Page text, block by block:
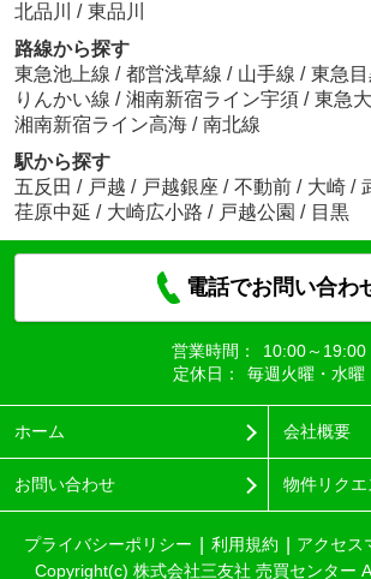
北品川 / 東品川
路線から探す
東急池上線 / 都営浅草線 / 山手線 / 東急
りんかい線 / 湘南新宿ライン宇須 / 東急
湘南新宿ライン高海 / 南北線
駅から探す
五反田 / 戸越 / 戸越銀座 / 不動前 / 大崎 /
荏原中延 / 大崎広小路 / 戸越公園 / 目黒
電話でお問い合わ
営業時間：
10:00～19:00
定休日：
毎週火曜・水曜
ホーム 会社概要
お問い合わせ 物件リクエ
プライバシーポリシー 利用規約 アクセス
Copyright(c) 株式会社三友社 売買センター